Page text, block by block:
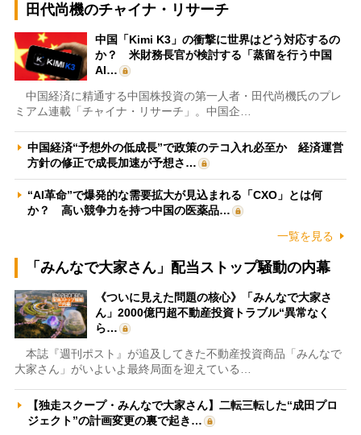
田代尚機のチャイナ・リサーチ
中国「Kimi K3」の衝撃に世界はどう対応するの
か？ 米財務長官が検討する「蒸留を行う中国
AI…
中国経済に精通する中国株投資の第一人者・田代尚機氏のプレ
ミアム連載「チャイナ・リサーチ」。中国企…
中国経済“予想外の低成長”で政策のテコ入れ必至か 経済運営
方針の修正で成長加速が予想さ…
“AI革命”で爆発的な需要拡大が見込まれる「CXO」とは何
か？ 高い競争力を持つ中国の医薬品…
一覧を見る
「みんなで大家さん」配当ストップ騒動の内幕
《ついに見えた問題の核心》「みんなで大家さ
ん」2000億円超不動産投資トラブル“異常なく
ら…
本誌『週刊ポスト』が追及してきた不動産投資商品「みんなで
大家さん」がいよいよ最終局面を迎えている…
【独走スクープ・みんなで大家さん】二転三転した“成田プロ
ジェクト”の計画変更の裏で起き…